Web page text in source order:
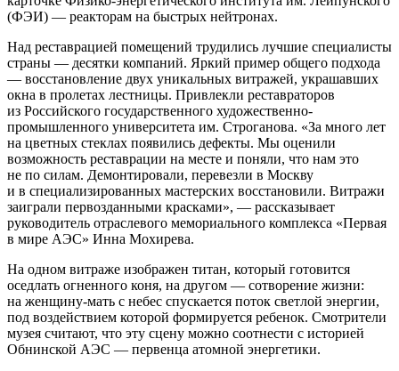
(ФЭИ) — реакторам на быстрых нейтронах.
Над реставрацией помещений трудились лучшие специалисты
страны — десятки компаний. Яркий пример общего подхода
— восстановление двух уникальных витражей, украшавших
окна в пролетах лестницы. Привлекли реставраторов
из Российского государственного художественно-
промышленного университета им. Строганова. «За много лет
на цветных стеклах появились дефекты. Мы оценили
возможность реставрации на месте и поняли, что нам это
не по силам. Демонтировали, перевезли в Москву
и в специализированных мастерских восстановили. Витражи
заиграли первозданными красками», — рассказывает
руководитель отраслевого мемориального комплекса «Первая
в мире АЭС» Инна Мохирева.
На одном витраже изображен титан, который готовится
оседлать огненного коня, на другом — сотворение жизни:
на женщину-мать с небес спускается поток светлой энергии,
под воздействием которой формируется ребенок. Смотрители
музея считают, что эту сцену можно соотнести с историей
Обнинской АЭС — первенца атомной энергетики.